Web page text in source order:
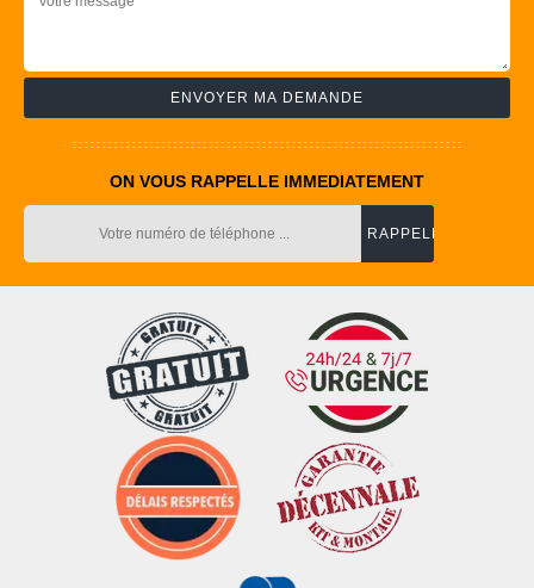
ON VOUS RAPPELLE IMMEDIATEMENT